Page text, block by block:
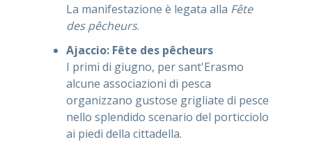
La manifestazione è legata alla Fête
des pêcheurs.
Ajaccio: Fête des pêcheurs
I primi di giugno, per sant'Erasmo
alcune associazioni di pesca
organizzano gustose grigliate di pesce
nello splendido scenario del porticciolo
ai piedi della cittadella.